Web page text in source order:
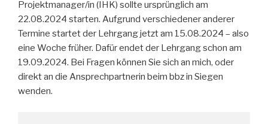
Projektmanager/in (IHK) sollte ursprünglich am
22.08.2024 starten. Aufgrund verschiedener anderer
Termine startet der Lehrgang jetzt am 15.08.2024 – also
eine Woche früher. Dafür endet der Lehrgang schon am
19.09.2024. Bei Fragen können Sie sich an mich, oder
direkt an die Ansprechpartnerin beim bbz in Siegen
wenden.